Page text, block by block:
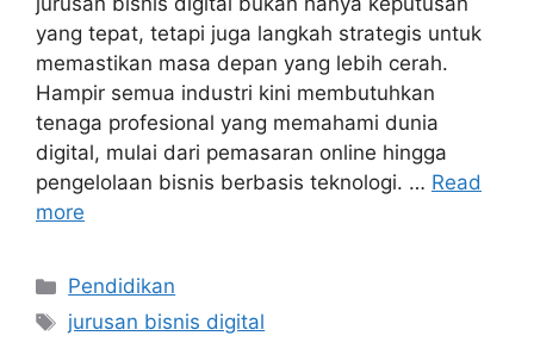
yang tepat, tetapi juga langkah strategis untuk
memastikan masa depan yang lebih cerah.
Hampir semua industri kini membutuhkan
tenaga profesional yang memahami dunia
digital, mulai dari pemasaran online hingga
pengelolaan bisnis berbasis teknologi. … Read
more
Categories
Pendidikan
Tags
jurusan bisnis digital